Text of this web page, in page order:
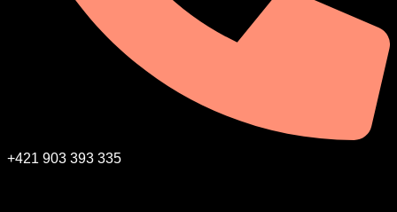
+421 903 393 335